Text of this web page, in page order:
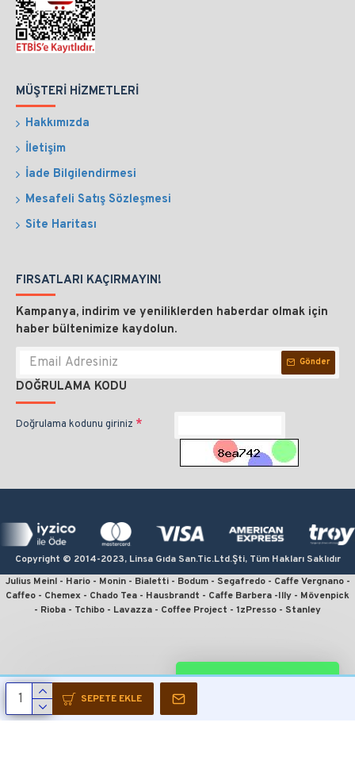
SEPETE EKLE
MÜŞTERI HIZMETLERI
Hakkımızda
İletişim
İade Bilgilendirmesi
Mesafeli Satış Sözleşmesi
Site Haritası
FIRSATLARI KAÇIRMAYIN!
Kampanya, indirim ve yeniliklerden haberdar olmak için
haber bültenimize kaydolun.
Gönder
DOĞRULAMA KODU
Doğrulama kodunu giriniz
Copyright © 2014-2023, Linsa Gıda San.Tic.Ltd.Şti, Tüm Hakları Saklıdır
Julius Meinl - Hario - Monin - Bialetti - Bodum - Segafredo - Caffe Vergnano -
Caffeo - Chemex - Chado Tea - Hausbrandt - Caffe Barbera -Illy - Mövenpick
- Rioba - Tchibo - Lavazza - Coffee Project - 1zPresso - Stanley
espresso için kahve, monin kahve şurubu, linsa gıda, kahvecim, fruhstuck,
wiener melange, crema espresso, president, julius meinl president, jubilaum,
julius meinl filtre kahve, julius meinl çekirdek kahve, çekirdek kahve sipariş,
julius meinl sipariş